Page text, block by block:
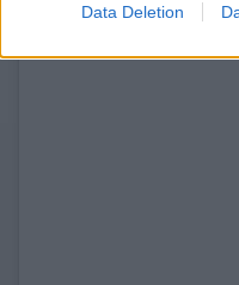
Data Deletion